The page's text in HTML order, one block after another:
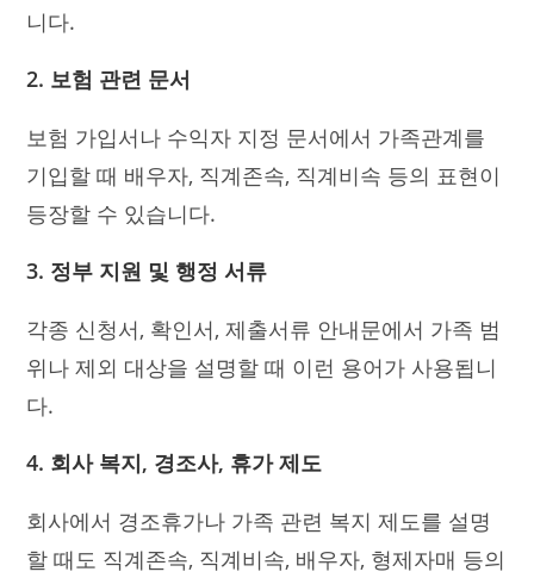
니다.
2. 보험 관련 문서
보험 가입서나 수익자 지정 문서에서 가족관계를
기입할 때 배우자, 직계존속, 직계비속 등의 표현이
등장할 수 있습니다.
3. 정부 지원 및 행정 서류
각종 신청서, 확인서, 제출서류 안내문에서 가족 범
위나 제외 대상을 설명할 때 이런 용어가 사용됩니
다.
4. 회사 복지, 경조사, 휴가 제도
회사에서 경조휴가나 가족 관련 복지 제도를 설명
할 때도 직계존속, 직계비속, 배우자, 형제자매 등의